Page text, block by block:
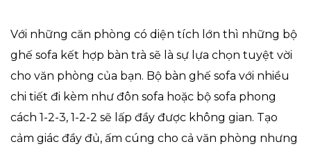
Với những căn phòng có diện tích lớn thì những bộ
ghế sofa kết hợp bàn trà sẽ là sự lựa chọn tuyệt vời
cho văn phòng của bạn. Bộ bàn ghế sofa với nhiều
chi tiết đi kèm như đôn sofa hoặc bộ sofa phong
cách 1-2-3, 1-2-2 sẽ lấp đầy được không gian. Tạo
cảm giác đầy đủ, ấm cúng cho cả văn phòng nhưng